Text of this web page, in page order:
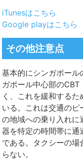
iTunesはこちら
Google playはこちら
その他注意点
基本的にシンガポール
ガポール中心部の
く、これを緩和する
いる。これは交通の
の地域への乗り入れに
器を特定の時間帯に通
である。タクシーの
らない。